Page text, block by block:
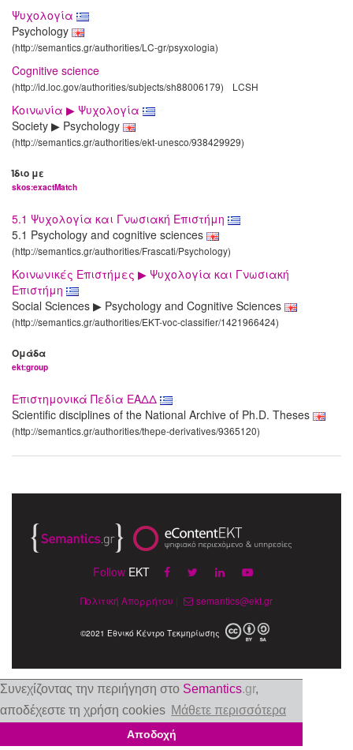
Συνεχίζοντας την περιήγηση στο Semantics.gr,
αποδέχεστε τη χρήση cookies Μάθετε περισσότερα
Αποδοχή
Ψυχολογία
Psychology
(http://semantics.gr/authorities/LC-gr/psyxologia)
Cognitive science
(http://id.loc.gov/authorities/subjects/sh88006179) LCSH
Κοινωνία ▶ Ψυχολογία
Society ▶ Psychology
(http://semantics.gr/authorities/ekt-unesco/938429929)
Ίδιο με
skos:exactMatch
5.1 Ψυχολογία και Γνωσιακή Επιστήμη
5.1 Psychology and cognitive sciences
(http://semantics.gr/authorities/Frascati/Psychology)
Κοινωνικές Επιστήμες ▶ Ψυχολογία και Γνωσιακή
Επιστήμη
Social Sciences ▶ Psychology and Cognitive Sciences
(http://semantics.gr/authorities/EKT-voc-classifier/1421966424)
Ομάδα
ekt:group
Επιστημονικά Πεδία ΕΑΔΔ
Scientific disciplines of the National Archive of Ph.D. Theses
(http://semantics.gr/authorities/thepe-derivatives/9365120)
Follow EKT
Πολιτική Απορρήτου semantics@ekt.gr
©2021 Εθνικό Κέντρο Τεκμηρίωσης